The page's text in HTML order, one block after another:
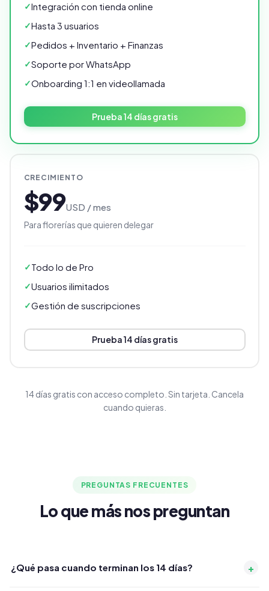
Integración con tienda online
Hasta 3 usuarios
Pedidos + Inventario + Finanzas
Soporte por WhatsApp
Onboarding 1:1 en videollamada
Prueba 14 días gratis
CRECIMIENTO
$99USD / mes
Para florerías que quieren delegar
Todo lo de Pro
Usuarios ilimitados
Gestión de suscripciones
Prueba 14 días gratis
14 días gratis con acceso completo. Sin tarjeta. Cancela
cuando quieras.
PREGUNTAS FRECUENTES
Lo que más nos preguntan
¿Qué pasa cuando terminan los 14 días? +